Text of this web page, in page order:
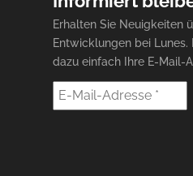
Erhalten Sie Neuigkeiten
Entwicklungen bei Lunes.
dazu einfach Ihre E-Mail-